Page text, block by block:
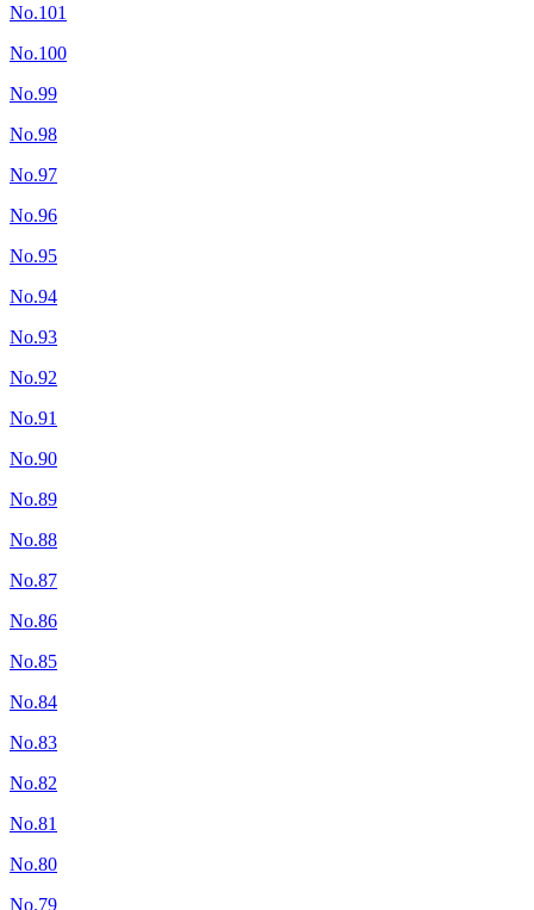
No.101
No.100
No.99
No.98
No.97
No.96
No.95
No.94
No.93
No.92
No.91
No.90
No.89
No.88
No.87
No.86
No.85
No.84
No.83
No.82
No.81
No.80
No.79